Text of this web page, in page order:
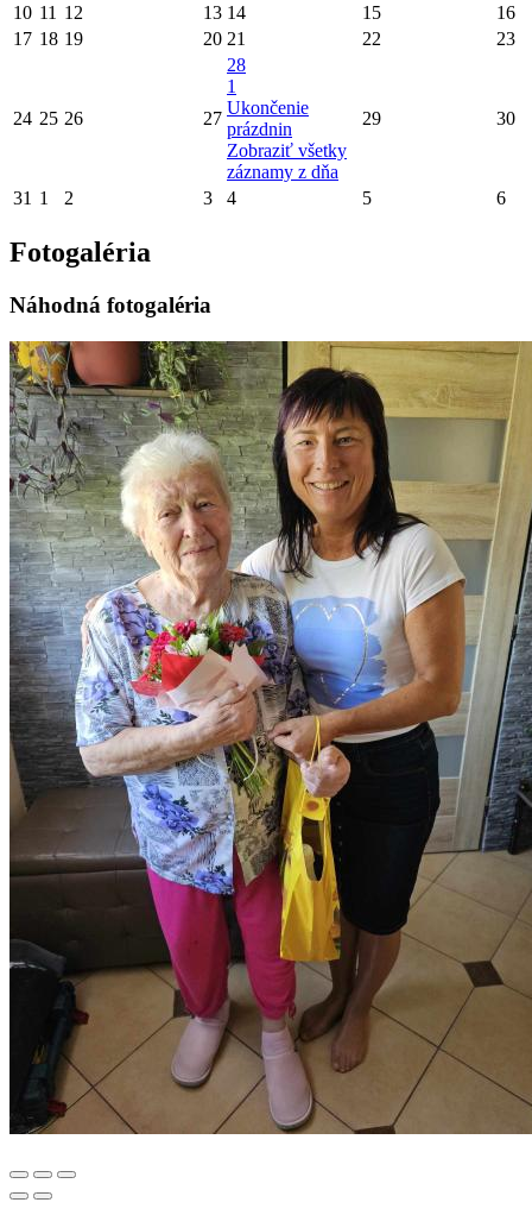
10 11 12 13 14 15
16
17 18 19 20 21 22 23
24 25 26 27
28
1
Ukončenie
prázdnin
Zobraziť všetky
záznamy z dňa
29 30
31 1 2 3 4 5 6
Fotogaléria
Náhodná fotogaléria